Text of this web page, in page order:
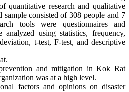
quantitative research and qualitative
sample consisted of 308 people and 7
tools were questionnaires and
using statistics, frequency,
t-test, F-test, and descriptive
and mitigation in Kok Rat
was at a high level.
factors and opinions on disaster